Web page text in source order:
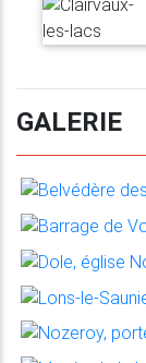
GALERIE